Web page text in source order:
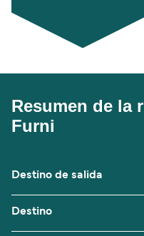
Resumen de la
Furni
Destino de salida
Destino